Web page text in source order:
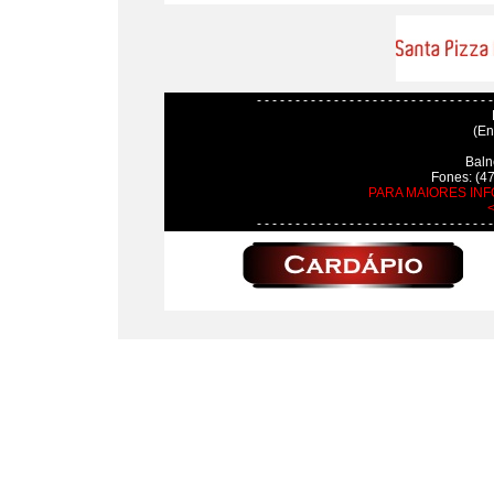
- - - - - - - - - - - - - - - - - - - - - - - - - - - - - -
Fones:
PARA MAIORES
- - - - - - - - - - - - - - - - - - - - - - - - - - - - - -